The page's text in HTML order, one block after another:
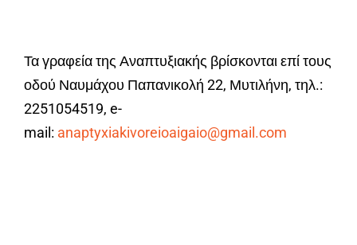
Τα γραφεία της Αναπτυξιακής βρίσκονται επί τους
οδού Ναυμάχου Παπανικολή 22, Μυτιλήνη, τηλ.:
2251054519, e-
mail: anaptyxiakivoreioaigaio@gmail.com